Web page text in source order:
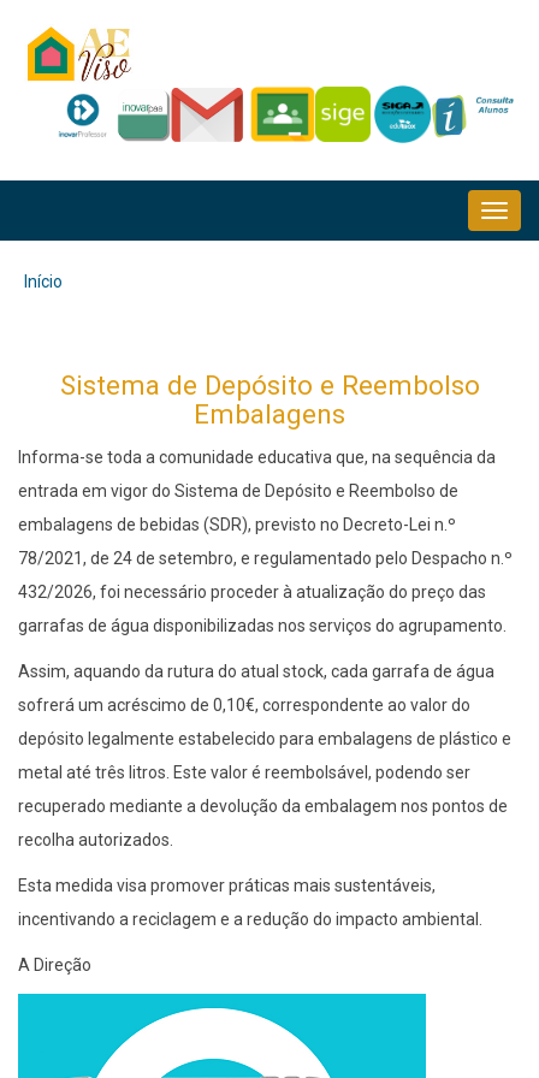
para
conteúdo
Início
Sistema de Depósito e Reembolso
Embalagens
Informa-se toda a comunidade educativa que, na sequência da
entrada em vigor do Sistema de Depósito e Reembolso de
embalagens de bebidas (SDR), previsto no Decreto-Lei n.º
78/2021, de 24 de setembro, e regulamentado pelo Despacho n.º
432/2026, foi necessário proceder à atualização do preço das
garrafas de água disponibilizadas nos serviços do agrupamento.
Assim, aquando da rutura do atual stock, cada garrafa de água
sofrerá um acréscimo de 0,10€, correspondente ao valor do
depósito legalmente estabelecido para embalagens de plástico e
metal até três litros. Este valor é reembolsável, podendo ser
recuperado mediante a devolução da embalagem nos pontos de
recolha autorizados.
Esta medida visa promover práticas mais sustentáveis,
incentivando a reciclagem e a redução do impacto ambiental.
A Direção